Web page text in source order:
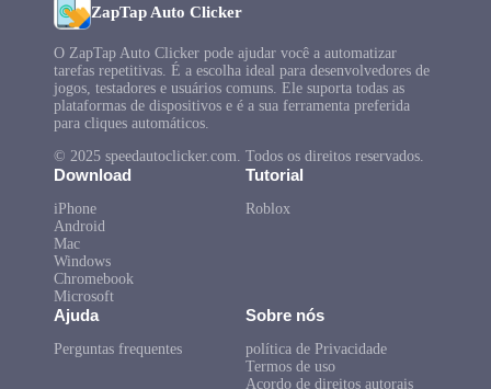
ZapTap Auto Clicker
O ZapTap Auto Clicker pode ajudar você a automatizar
tarefas repetitivas. É a escolha ideal para desenvolvedores de
jogos, testadores e usuários comuns. Ele suporta todas as
plataformas de dispositivos e é a sua ferramenta preferida
para cliques automáticos.
© 2025 speedautoclicker.com. Todos os direitos reservados.
Download
iPhone
Android
Mac
Windows
Chromebook
Microsoft
Tutorial
Roblox
Ajuda
Perguntas frequentes
Sobre nós
política de Privacidade
Termos de uso
Acordo de direitos autorais